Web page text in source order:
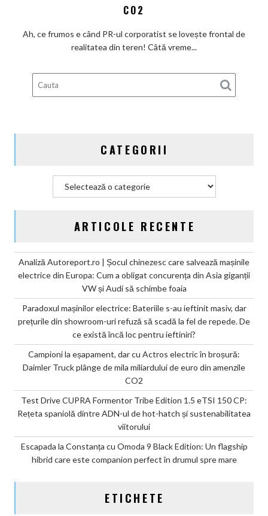
Truck
CO2
CO2
Ah, ce frumos e când PR-ul corporatist se lovește frontal de
realitatea din teren! Câtă vreme...
CATEGORII
ARTICOLE RECENTE
Analiză Autoreport.ro | Șocul chinezesc care salvează mașinile
electrice din Europa: Cum a obligat concurența din Asia giganții
VW și Audi să schimbe foaia
Paradoxul mașinilor electrice: Bateriile s-au ieftinit masiv, dar
prețurile din showroom-uri refuză să scadă la fel de repede. De
ce există încă loc pentru ieftiniri?
Campioni la eșapament, dar cu Actros electric în broșură:
Daimler Truck plânge de mila miliardului de euro din amenzile
CO2
Test Drive CUPRA Formentor Tribe Edition 1.5 eTSI 150 CP:
Rețeta spaniolă dintre ADN-ul de hot-hatch și sustenabilitatea
viitorului
Escapada la Constanța cu Omoda 9 Black Edition: Un flagship
hibrid care este companion perfect în drumul spre mare
ETICHETE